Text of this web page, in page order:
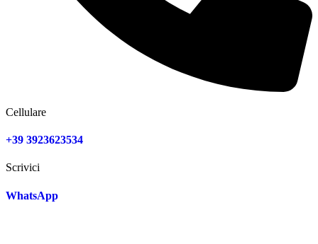
Cellulare
+39 3923623534
Scrivici
WhatsApp